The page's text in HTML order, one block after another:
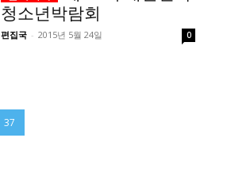
청소년박람회
편집국 - 2015년 5월 24일 0
37